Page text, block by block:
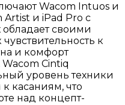
Wacom Intuos и
Artist и iPad Pro с
своими
к
и комфорт
Cintiq
уровень техники
касаниям, что
над концепт-